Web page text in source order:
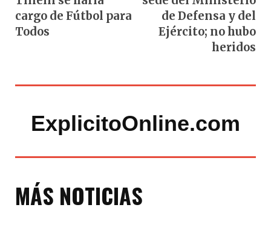
cargo de Fútbol para
Todos
de Defensa y del
Ejército; no hubo
heridos
ExplicitoOnline.com
MÁS NOTICIAS